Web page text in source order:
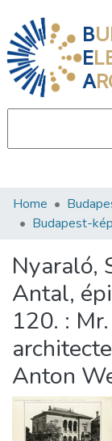
B
E
A
Communities
Statistics
About us
Home
Budapest-
Nyaraló,
Antal,
120. :
Anton